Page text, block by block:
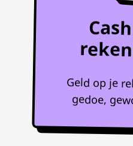
Geld op je
gedoe,